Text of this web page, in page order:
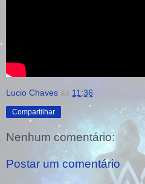
Lucio Chaves às 11:36
Compartilhar
Nenhum comentário:
Postar um comentário